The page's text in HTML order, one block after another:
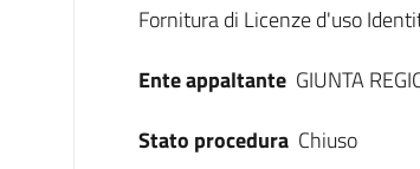
Dati del bando
Fornitura di Licenze d'uso
Ente appaltante GIUNTA
Stato procedura Chiuso